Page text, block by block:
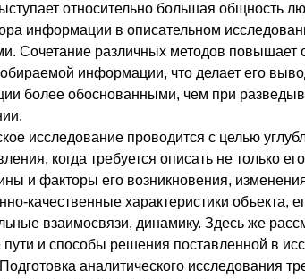
относительно большая общность
информации в описательном
Сочетание различных методов повышает
информации, что делает его
более обоснованными, чем при
исследование проводится с целью
когда требуется описать не только
и факторы его возникновения,
качественные характеристики объекта,
взаимосвязи, динамику. Здесь же
и способы решения поставленной в
аналитического исследования